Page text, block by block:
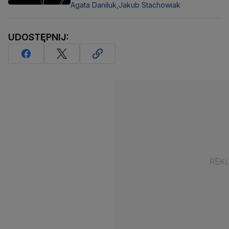
Agata Daniluk, Jakub Stachowiak
UDOSTĘPNIJ: